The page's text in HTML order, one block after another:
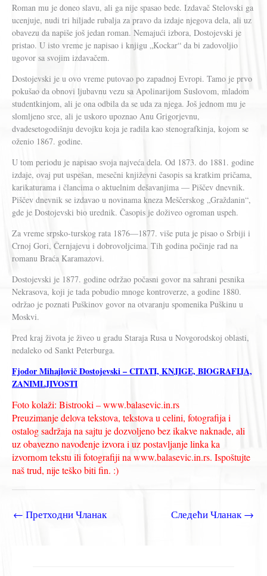
Roman mu je doneo slavu, ali ga nije spasao bede. Izdavač Stelovski ga
ucenjuje, nudi tri hiljade rubalja za pravo da izdaje njegova dela, ali uz
obavezu da napiše još jedan roman. Nemajući izbora, Dostojevski je
pristao. U isto vreme je napisao i knjigu „Kockar“ da bi zadovoljio
ugovor sa svojim izdavačem.
Dostojevski je u ovo vreme putovao po zapadnoj Evropi. Tamo je prvo
pokušao da obnovi ljubavnu vezu sa Apolinarijom Suslovom, mladom
studentkinjom, ali je ona odbila da se uda za njega. Još jednom mu je
slomljeno srce, ali je uskoro upoznao Anu Grigorjevnu,
dvadesetogodišnju devojku koja je radila kao stenografkinja, kojom se
oženio 1867. godine.
U tom periodu je napisao svoja najveća dela. Od 1873. do 1881. godine
izdaje, ovaj put uspešan, mesečni književni časopis sa kratkim pričama,
karikaturama i člancima o aktuelnim dešavanjima — Piščev dnevnik.
Piščev dnevnik se izdavao u novinama kneza Meščerskog „Graždanin“,
gde je Dostojevski bio urednik. Časopis je doživeo ogroman uspeh.
Za vreme srpsko-turskog rata 1876—1877. više puta je pisao o Srbiji i
Crnoj Gori, Černjajevu i dobrovoljcima. Tih godina počinje rad na
romanu Braća Karamazovi.
Dostojevski je 1877. godine održao počasni govor na sahrani pesnika
Nekrasova, koji je tada pobudio mnoge kontroverze, a godine 1880.
održao je poznati Puškinov govor na otvaranju spomenika Puškinu u
Moskvi.
Pred kraj života je živeo u gradu Staraja Rusa u Novgorodskoj oblasti,
nedaleko od Sankt Peterburga.
Fjodor Mihajlovič Dostojevski – CITATI, KNJIGE, BIOGRAFIJA,
ZANIMLJIVOSTI
Foto kolaži: Bistrooki – www.balasevic.in.rs
Preuzimanje delova tekstova, tekstova u celini, fotografija i
ostalog sadržaja na sajtu je dozvoljeno bez ikakve naknade, ali
uz obavezno navođenje izvora i uz postavljanje linka ka
izvornom tekstu ili fotografiji na www.balasevic.in.rs. Ispoštujte
naš trud, nije teško biti fin. :)
← Претходни Чланак Следећи Чланак→